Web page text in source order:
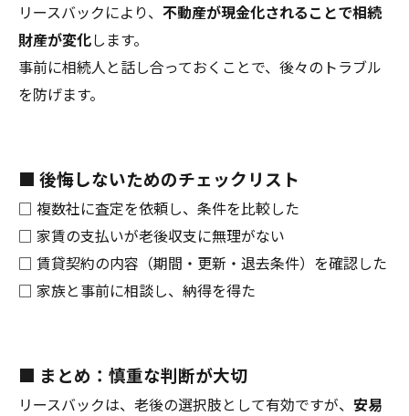
リースバックにより、 不動産が現金化されることで相続
財産が変化します。
事前に相続人と話し合っておくことで、後々のトラブル
を防げます。
■ 後悔しないためのチェックリスト
□ 複数社に査定を依頼し、条件を比較した
□ 家賃の支払いが老後収支に無理がない
□ 賃貸契約の内容（期間・更新・退去条件）を確認した
□ 家族と事前に相談し、納得を得た
■ まとめ：慎重な判断が大切
リースバックは、老後の選択肢として有効ですが、 安易